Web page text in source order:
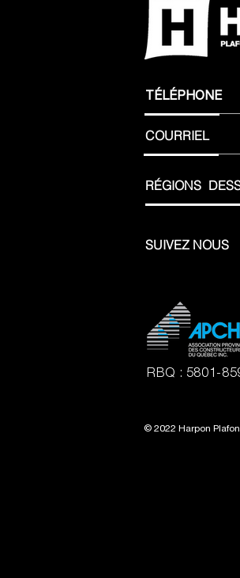
TÉLÉPHONE
COURRIEL
RÉGIONS
SUIVEZ NOUS
© 2022 Harpon
RBQ : 5801-